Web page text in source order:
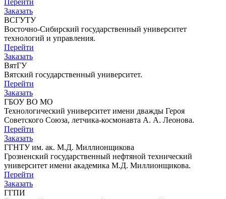
Заказать
ВСГУТУ
Восточно-Сибирский государственный университет
технологий и управления.
Перейти
Заказать
ВятГУ
Вятский государственный университет.
Перейти
Заказать
ГБОУ ВО МО
Технологический университет имени дважды Героя
Советского Союза, летчика-космонавта А. А. Леонова.
Перейти
Заказать
ГГНТУ им. ак. М.Д. Миллионщикова
Грозненский государственный нефтяной технический
университет имени академика М.Д. Миллионщикова.
Перейти
Заказать
ГГПИ